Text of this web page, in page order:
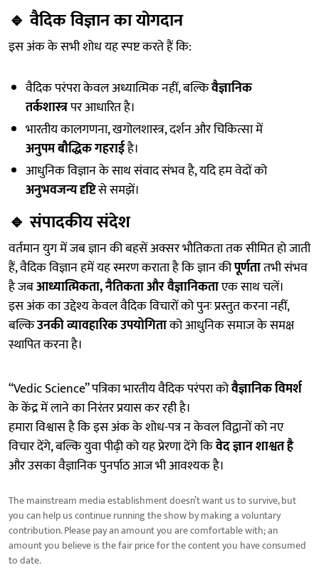
🔹वैदिक विज्ञान का योगदान
इस अंक के सभी शोध यह स्पष्ट करते हैं कि:
वैदिक परंपरा केवल अध्यात्मिक नहीं, बल्किवैज्ञानिक
तर्कशास्त्रपर आधारित है।
भारतीय कालगणना, खगोलशास्त्र, दर्शन और चिकित्सा में
अनुपम बौद्धिक गहराईहै।
आधुनिक विज्ञान के साथ संवाद संभव है, यदि हम वेदों को
अनुभवजन्य दृष्टिसे समझें।
🔹संपादकीय संदेश
वर्तमान युग में जब ज्ञान की बहसें अक्सर भौतिकता तक सीमित हो जाती
हैं, वैदिक विज्ञान हमें यह स्मरण कराता है कि ज्ञान कीपूर्णतातभी संभव
है जबआध्यात्मिकता, नैतिकता और वैज्ञानिकताएक साथ चलें।
इस अंक का उद्देश्य केवल वैदिक विचारों को पुनः प्रस्तुत करना नहीं,
बल्किउनकी व्यावहारिक उपयोगिताको आधुनिक समाज के समक्ष
स्थापित करना है।
“Vedic Science” पत्रिका भारतीय वैदिक परंपरा कोवैज्ञानिक विमर्श
के केंद्र में लाने का निरंतर प्रयास कर रही है।
हमारा विश्वास है कि इस अंक के शोध-पत्र न केवल विद्वानों को नए
विचार देंगे, बल्कि युवा पीढ़ी को यह प्रेरणा देंगे किवेद ज्ञान शाश्वत है
और उसका वैज्ञानिक पुनर्पाठ आज भी आवश्यक है।
The mainstream media establishment doesn’t want us to survive, but
you can help us continue running the show by making a voluntary
contribution. Please pay an amount you are comfortable with; an
amount you believe is the fair price for the content you have consumed
to date.